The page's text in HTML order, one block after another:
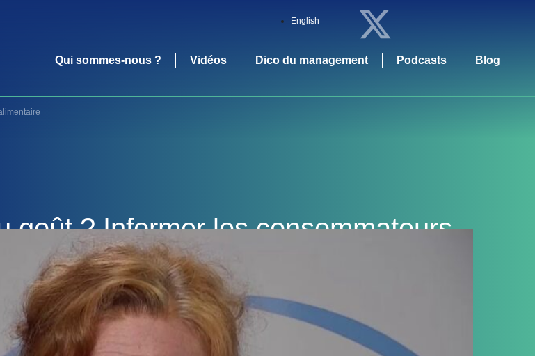
English
Qui sommes-nous ? Vidéos Dico du management Podcasts Blog
goût ? Informer les consommateurs
agroalimentaire